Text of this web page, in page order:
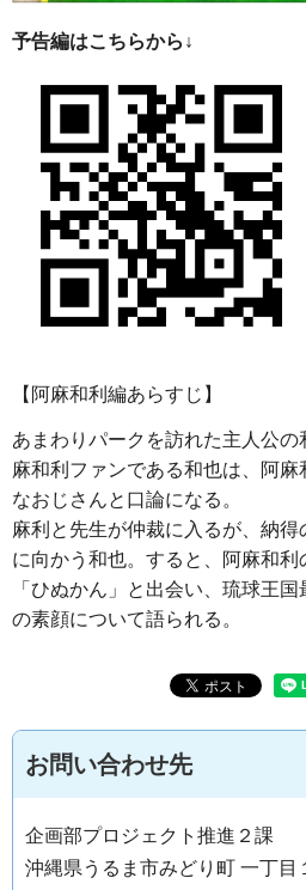
予告編はこちらから↓
【阿麻和利編あらすじ】
あまわりパークを訪れた主人公
麻和利ファンである和也は、阿麻
なおじさんと口論になる。
麻利と先生が仲裁に入るが、納
に向かう和也。すると、阿麻和
「ひぬかん」と出会い、琉球王
の素顔について語られる。
お問い合わせ先
企画部プロジェクト推進２課
沖縄県うるま市みどり町 一丁